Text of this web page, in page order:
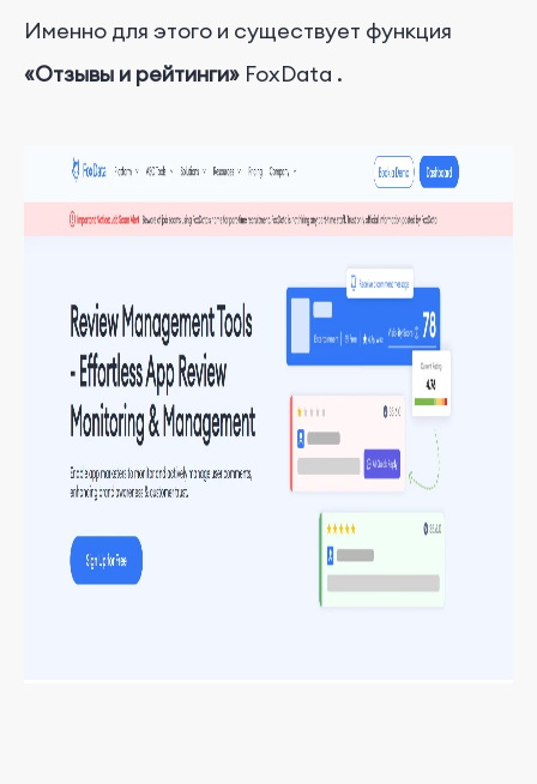
Именно для этого и существует функция
«Отзывы и рейтинги» FoxData .